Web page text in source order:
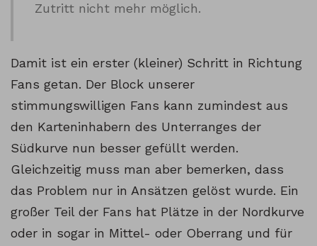
Zutritt nicht mehr möglich.
Damit ist ein erster (kleiner) Schritt in Richtung
Fans getan. Der Block unserer
stimmungswilligen Fans kann zumindest aus
den Karteninhabern des Unterranges der
Südkurve nun besser gefüllt werden.
Gleichzeitig muss man aber bemerken, dass
das Problem nur in Ansätzen gelöst wurde. Ein
großer Teil der Fans hat Plätze in der Nordkurve
oder in sogar in Mittel- oder Oberrang und für